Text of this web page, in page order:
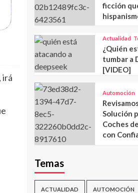
irá
ficción
Actualidad
¿Quién
tumbar a
[VIDEO]
Automoción
Solución
Coches
con
Temas
ACTUALIDAD AUTOMOCIÓN